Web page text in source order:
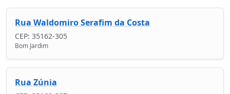
Rua Waldomiro Serafim da Costa
CEP: 35162-305
Bom Jardim
Rua Zúnia